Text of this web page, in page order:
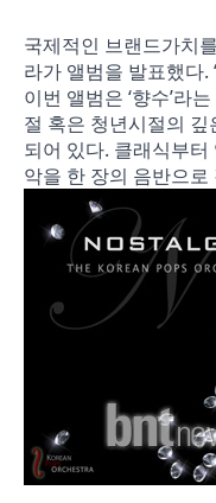
국제적인 브랜드가치
라가 앨범을 발표했다.
이번 앨범은 ‘향수’라
절 혹은 청년시절의
되어 있다. 클래식부
악을 한 장의 음반으